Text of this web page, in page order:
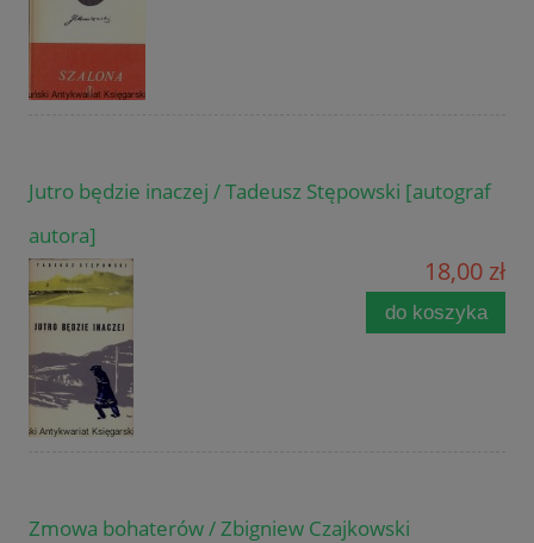
Jutro będzie inaczej / Tadeusz Stępowski [autograf
autora]
18,00 zł
do koszyka
Zmowa bohaterów / Zbigniew Czajkowski